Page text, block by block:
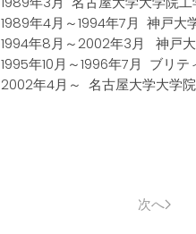
1989年4月～1994年7月 神戸大
1994年8月～2002年3月 神戸
1995年10月～1996年7月 ブリ
2002年4月～ 名古屋大学大学
次へ